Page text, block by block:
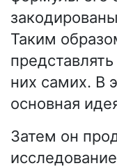
Таким
них самих. В
основная
Затем он